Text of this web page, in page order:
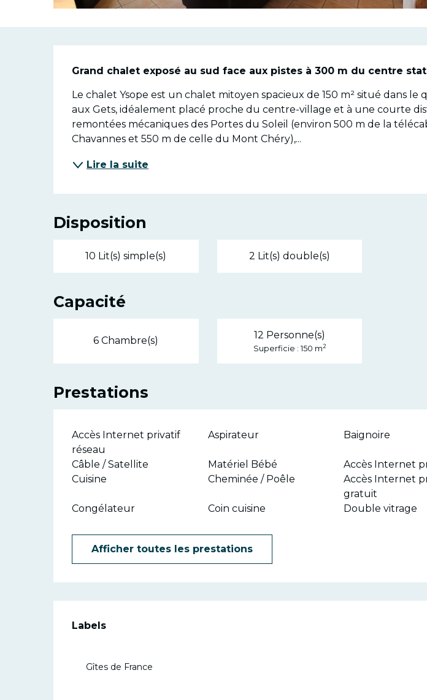
Description
Grand chalet exposé au sud face aux pistes à 300 m du centre
Le chalet Ysope est un chalet mitoyen spacieux de 150 m² situé dans le
aux Gets, idéalement placé proche du centre-village et à une courte
remontées mécaniques des Portes du Soleil (environ 500 m de la
Chavannes et 550 m de celle du Mont Chéry),...
Lire la suite
Disposition
10 Lit(s) simple(s) 2 Lit(s) double(s)
Capacité
6 Chambre(s) 12 Personne(s)
Superficie : 150 m2
Prestations
Accès Internet privatif
réseau
Aspirateur Baignoire
Câble / Satellite Matériel Bébé
Accès Internet
Cuisine
Cheminée / Poêle
Accès Internet
gratuit
Congélateur
Coin cuisine Double vitrage
Afficher toutes les prestations
Offres de
Labels
Labels
Gîtes de France